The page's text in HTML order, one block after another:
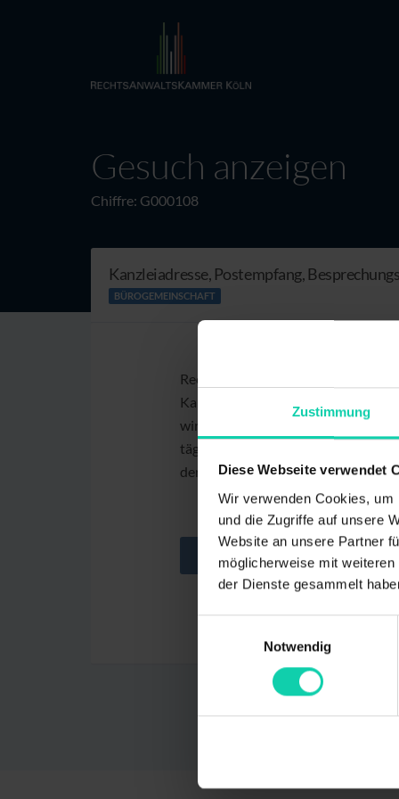
Zustimmung
Diese Webseite verwendet
Wir verwenden Cookies,
und die Zugriffe auf unsere
Website an unsere Partner
möglicherweise mit
der Dienste gesammelt
Notwendig
Gesuch anzeigen
Chiffre: G000108
Kanzleiadresse, Postempfang,
BÜROGEMEINSCHAFT
Rechtsanwältin mit dem
Kanzlei, die ihr
wird eine Kanzleiadresse,
täglicher Posteingang, jedoch
der Neustadt-Nord/ Innenstadt.